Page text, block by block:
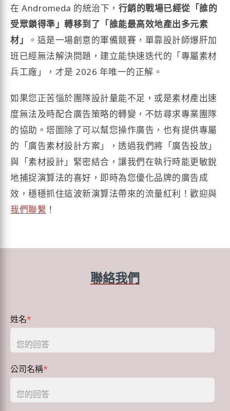
在 Andromeda 的統治下， 行銷的戰場已經從「誰的
受眾鎖得準」轉移到了「誰能最高效地產出多元素
材」
。這是一場創意的軍備競賽，單靠設計師爆肝加
班已經無法解決問題，建立能快速迭代的「專屬素材
兵工廠」，才是 2026 年唯一的正解。
如果您正苦惱於團隊設計量能不足，或是素材產出速
度無法及時配合廣告策略的轉變，不妨尋求專業團隊
的協助。塔圖除了可以幫您操作廣告，也有提供專屬
的「廣告素材設計方案」，透過我們將「廣告投放」
與「素材設計」緊密結合，讓我們在執行時能更敏銳
地捕捉演算法的喜好，即時為您優化品牌的廣告成
效，穩穩抓住這波新演算法帶來的流量紅利！歡迎與
我們聯繫 ！
聯絡我們
姓名*
公司名稱*